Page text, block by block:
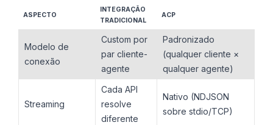
ASPECTO
INTEGRAÇÃO
TRADICIONAL
ACP
Modelo de
conexão
Custom por
par cliente-
agente
Padronizado
(qualquer cliente ×
qualquer agente)
Streaming
Cada API
resolve
diferente
Nativo (NDJSON
sobre stdio/TCP)